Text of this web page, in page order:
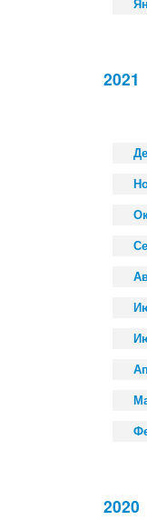
2021
2020